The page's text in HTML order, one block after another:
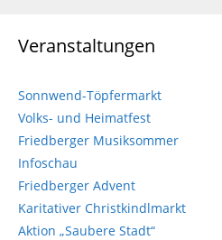
Veranstaltungen
Sonnwend-Töpfermarkt
Volks- und Heimatfest
Friedberger Musiksommer
Infoschau
Friedberger Advent
Karitativer Christkindlmarkt
Aktion „Saubere Stadt“